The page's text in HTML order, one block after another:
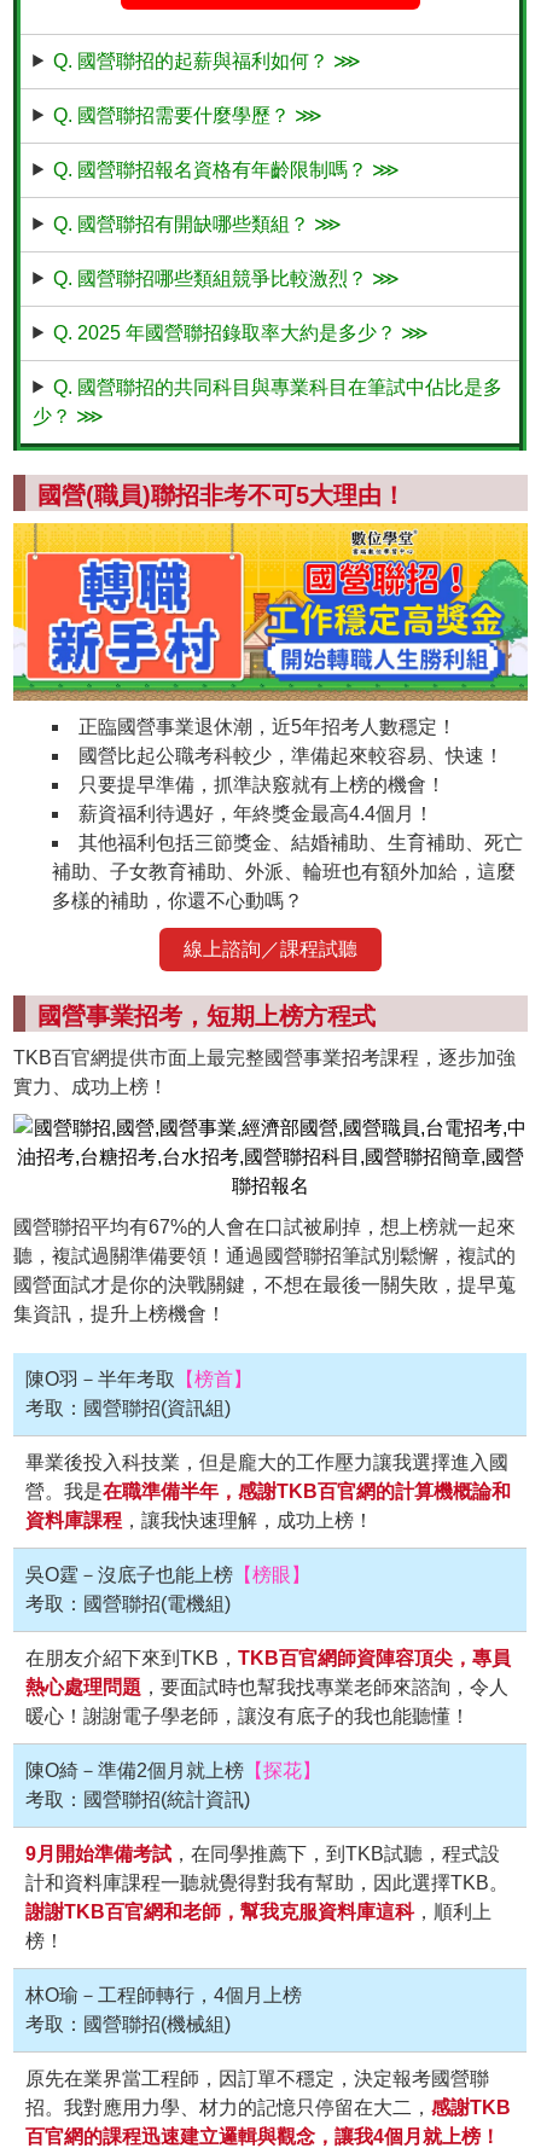
Q. 國營聯招的起薪與福利如何？ ⋙
Q. 國營聯招需要什麼學歷？ ⋙
Q. 國營聯招報名資格有年齡限制嗎？ ⋙
Q. 國營聯招有開缺哪些類組？ ⋙
Q. 國營聯招哪些類組競爭比較激烈？ ⋙
Q. 2025 年國營聯招錄取率大約是多少？ ⋙
Q. 國營聯招的共同科目與專業科目在筆試中佔比是多
少？ ⋙
國營(職員)聯招非考不可5大理由！
正臨國營事業退休潮，近5年招考人數穩定！
國營比起公職考科較少，準備起來較容易、快速！
只要提早準備，抓準訣竅就有上榜的機會！
薪資福利待遇好，年終獎金最高4.4個月！
其他福利包括三節獎金、結婚補助、生育補助、死亡
補助、子女教育補助、外派、輪班也有額外加給，這麼
多樣的補助，你還不心動嗎？
線上諮詢／課程試聽
國營事業招考，短期上榜方程式
TKB百官網提供市面上最完整國營事業招考課程，逐步加強
實力、成功上榜！
國營聯招平均有67%的人會在口試被刷掉，想上榜就一起來
聽，複試過關準備要領！通過國營聯招筆試別鬆懈，複試的
國營面試才是你的決戰關鍵，不想在最後一關失敗，提早蒐
集資訊，提升上榜機會！
陳O羽－半年考取
【榜首】
考取：國營聯招(資訊組)
畢業後投入科技業，但是龐大的工作壓力讓我選擇進入國
營。我是在職準備半年，感謝TKB百官網的計算機概論和
資料庫課程 ，讓我快速理解，成功上榜！
吳O霆－沒底子也能上榜 【榜眼】
考取：國營聯招(電機組)
在朋友介紹下來到TKB，TKB百官網師資陣容頂尖，專員
熱心處理問題 ，要面試時也幫我找專業老師來諮詢，令人
暖心！謝謝電子學老師，讓沒有底子的我也能聽懂！
陳O綺－準備2個月就上榜 【探花】
考取：國營聯招(統計資訊)
9月開始準備考試 ，在同學推薦下，到TKB試聽，程式設
計和資料庫課程一聽就覺得對我有幫助，因此選擇TKB。
謝謝TKB百官網和老師，幫我克服資料庫這科，順利上
榜！
林O瑜－工程師轉行，4個月上榜
考取：國營聯招(機械組)
原先在業界當工程師，因訂單不穩定，決定報考國營聯
招。我對應用力學、材力的記憶只停留在大二，感謝TKB
百官網的課程迅速建立邏輯與觀念，讓我4個月就上榜！